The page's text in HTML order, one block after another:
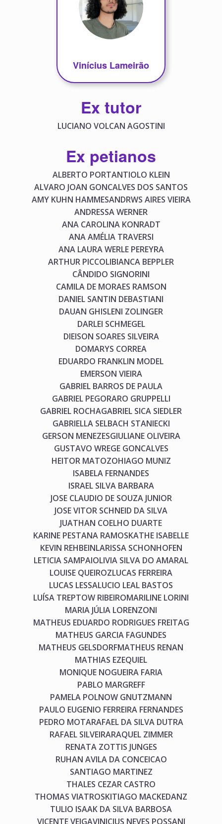
Vinícius Lameirão
Ex tutor
LUCIANO VOLCAN AGOSTINI
Ex petianos
ALBERTO PORTANTIOLO KLEIN
ALVARO JOAN GONCALVES DOS SANTOS
AMY KUHN HAMMESANDRWS AIRES VIEIRA
ANDRESSA WERNER
ANA CAROLINA KONRADT
ANA AMÉLIA TRAVERSI
ANA LAURA WERLE PEREYRA
ARTHUR PICCOLIBIANCA BEPPLER
CÂNDIDO SIGNORINI
CAMILA DE MORAES RAMSON
DANIEL SANTIN DEBASTIANI
DAUAN GHISLENI ZOLINGER
DARLEI SCHMEGEL
DIEISON SOARES SILVEIRA
DOMARYS CORREA
EDUARDO FRANKLIN MODEL
EMERSON VIEIRA
GABRIEL BARROS DE PAULA
GABRIEL PEGORARO GRUPPELLI
GABRIEL ROCHAGABRIEL SICA SIEDLER
GABRIELLA SELBACH STANIECKI
GERSON MENEZESGIULIANE OLIVEIRA
GUSTAVO WREGE GONCALVES
HEITOR MATOZOHIAGO MUNIZ
ISABELA FERNANDES
ISRAEL SILVA BARBARA
JOSE CLAUDIO DE SOUZA JUNIOR
JOSE VITOR SCHNEID DA SILVA
JUATHAN COELHO DUARTE
KARINE PESTANA RAMOSKATHE ISABELLE
KEVIN REHBEINLARISSA SCHONHOFEN
LETICIA SAMPAIOLIVIA SILVA DO AMARAL
LOUISE QUEIROZLUCAS FERREIRA
LUCAS LESSALUCIO LEAL BASTOS
LUÍSA TREPTOW RIBEIROMARILINE LORINI
MARIA JÚLIA LORENZONI
MATHEUS EDUARDO RODRIGUES FREITAG
MATHEUS GARCIA FAGUNDES
MATHEUS GELSDORFMATHEUS RENAN
MATHIAS EZEQUIEL
MONIQUE NOGUEIRA FARIA
PABLO MARGREFF
PAMELA POLNOW GNUTZMANN
PAULO EUGENIO FERREIRA FERNANDES
PEDRO MOTARAFAEL DA SILVA DUTRA
RAFAEL SILVEIRARAQUEL ZIMMER
RENATA ZOTTIS JUNGES
RUHAN AVILA DA CONCEICAO
SANTIAGO MARTINEZ
THALES CEZAR CASTRO
THOMAS VIATROSKITIAGO MACKEDANZ
TULIO ISAAK DA SILVA BARBOSA
VICENTE VEIGAVINICIUS NEVES POSSANI